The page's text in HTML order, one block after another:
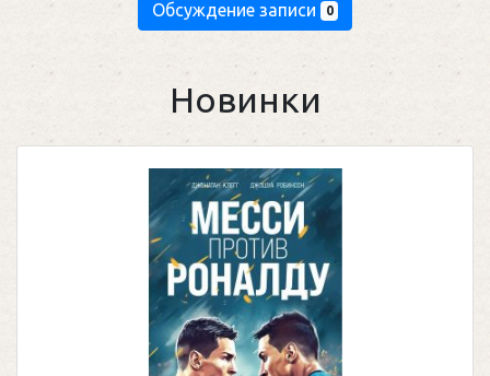
Обсуждение записи 0
Новинки